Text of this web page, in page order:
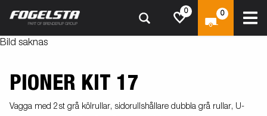
0 0
Bild saknas
PIONER KIT 17
Vagga med 2st grå kölrullar, sidorullshållare dubbla grå rullar, U-